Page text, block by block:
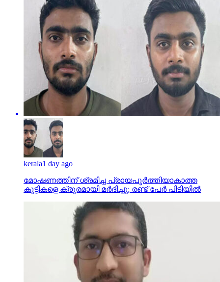
kerala1 day ago
മോഷണത്തിന് ശ്രമിച്ച പ്രായപൂര്‍ത്തിയാകാത്ത
കുട്ടികളെ ക്രൂരമായി മര്‍ദിച്ചു; രണ്ട് പേര്‍ പിടിയില്‍